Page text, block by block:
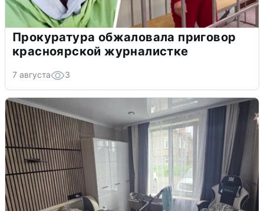
Прокуратура обжаловала приговор
красноярской журналистке
7 августа 3